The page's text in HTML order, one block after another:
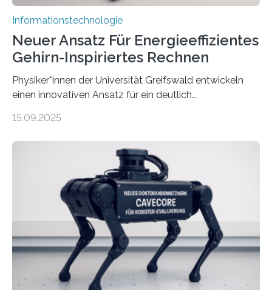
Informationstechnologie
Neuer Ansatz Für Energieeffizientes
Gehirn-Inspiriertes Rechnen
Physiker*innen der Universität Greifswald entwickeln
einen innovativen Ansatz für ein deutlich
Lösungsweg ist inspiriert vom menschlichen Gehirn. Die
stellt die heutige Computertechnik vor
Herausforderungen. Herkömmliche Silizium-
Prozessoren stoßen an ihre Grenzen: Sie verbrauchen
viel Energie, die Speicher- und Verarbeitungseinheiten
sind voneinander getrennt und die Datenübertragung
bremst komplexe Anwendungen aus. Da KI-Modelle
immer größer werden und riesige Datenmengen
verarbeiten müssen, steigt der Bedarf an neuen
Rechenarchitekturen. Neben Quantencomputern
rücken dabei insbesondere…
15.09.2025